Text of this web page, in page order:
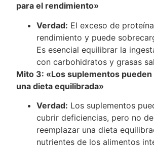
para el rendimiento»
Verdad: El exceso de
rendimiento y puede
Es esencial equilibrar la
con carbohidratos y grasas
Mito 3: «Los suplementos
una dieta equilibrada»
Verdad: Los suplementos
cubrir deficiencias, pero no
reemplazar una dieta
nutrientes de los alimentos